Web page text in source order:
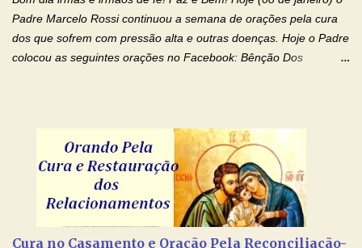
Padre Marcelo Rossi continuou a semana de orações pela cura
dos que sofrem com pressão alta e outras doenças. Hoje o Padre
colocou as seguintes orações no Facebook: Bênção Dos
Senhora! Adriana-Devoção e Fé Bênção Dos Enfermos O Senhor
Jesus esteja ao vosso lado, para vos defender, dentro de vós,
para vos conservar; diante de vós, pra vos conduzir; atrás de vós
para vos guardar; acima de vós, para vos abençoar. Ele que vive
e reina pelos séculos dos séculos. Amém! Oração De Cura De
Cura no Casamento e Oração Pela Reconciliação-